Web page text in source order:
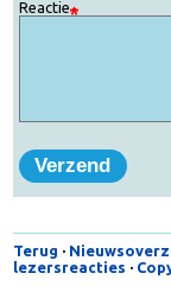
De velden
Reactie